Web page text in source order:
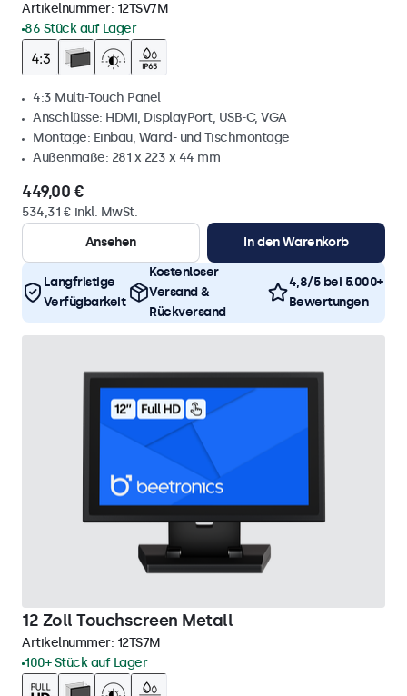
Artikelnummer: 12TSV7M
86 Stück auf Lager
4:3 Multi-Touch Panel
Anschlüsse: HDMI, DisplayPort, USB-C, VGA
Montage: Einbau, Wand- und Tischmontage
Außenmaße: 281 x 223 x 44 mm
449,00 €
534,31 € inkl. MwSt.
Ansehen
In den Warenkorb
Langfristige
Verfügbarkeit
Kostenloser
Versand &
Rückversand
4,8/5 bei 5.000+
Bewertungen
12 Zoll Touchscreen Metall
Artikelnummer: 12TS7M
100+ Stück auf Lager